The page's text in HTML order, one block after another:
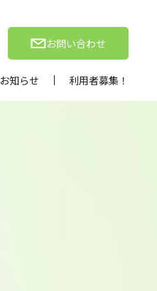
お問い合わせ
お知らせ 利用者募集！